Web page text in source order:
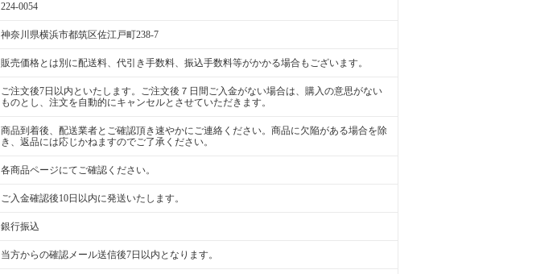
224-0054
神奈川県横浜市都筑区佐江戸町238-7
販売価格とは別に配送料、代引き手数料、振込手数料等がかかる場合もございます。
ご注文後7日以内といたします。ご注文後７日間ご入金がない場合は、購入の意思がない
ものとし、注文を自動的にキャンセルとさせていただきます。
商品到着後、配送業者とご確認頂き速やかにご連絡ください。商品に欠陥がある場合を除
き、返品には応じかねますのでご了承ください。
各商品ページにてご確認ください。
ご入金確認後10日以内に発送いたします。
銀行振込
当方からの確認メール送信後7日以内となります。